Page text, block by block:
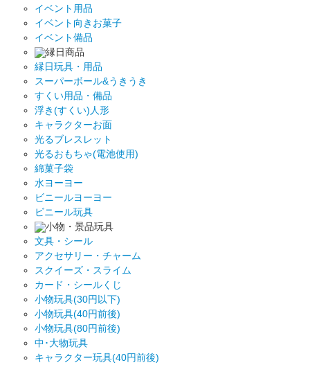
イベント用品
イベント向きお菓子
イベント備品
縁日商品
縁日玩具・用品
スーパーボール&うきうき
すくい用品・備品
浮き(すくい)人形
キャラクターお面
光るブレスレット
光るおもちゃ(電池使用)
綿菓子袋
水ヨーヨー
ビニールヨーヨー
ビニール玩具
小物・景品玩具
文具・シール
アクセサリー・チャーム
スクイーズ・スライム
カード・シールくじ
小物玩具(30円以下)
小物玩具(40円前後)
小物玩具(80円前後)
中･大物玩具
キャラクター玩具(40円前後)